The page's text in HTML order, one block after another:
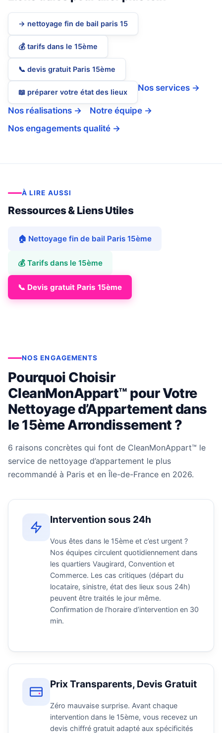
→ nettoyage fin de bail paris 15
💰 tarifs dans le 15ème
📞 devis gratuit Paris 15ème
📖 préparer votre état des lieux Nos services →
Nos réalisations →
Notre équipe →
Nos engagements qualité →
À LIRE AUSSI
Ressources & Liens Utiles
🏠 Nettoyage fin de bail Paris 15ème
💰 Tarifs dans le 15ème
📞 Devis gratuit Paris 15ème
NOS ENGAGEMENTS
Pourquoi Choisir
CleanMonAppart™ pour Votre
Nettoyage d’Appartement dans
le 15ème Arrondissement ?
6 raisons concrètes qui font de CleanMonAppart™ le
service de nettoyage d’appartement le plus
recommandé à Paris et en Île-de-France en 2026.
Intervention sous 24h
Vous êtes dans le 15ème et c’est urgent ?
Nos équipes circulent quotidiennement dans
les quartiers Vaugirard, Convention et
Commerce. Les cas critiques (départ du
locataire, sinistre, état des lieux sous 24h)
peuvent être traités le jour même.
Confirmation de l’horaire d’intervention en 30
min.
Prix Transparents, Devis Gratuit
Zéro mauvaise surprise. Avant chaque
intervention dans le 15ème, vous recevez un
devis chiffré gratuit adapté aux spécificités